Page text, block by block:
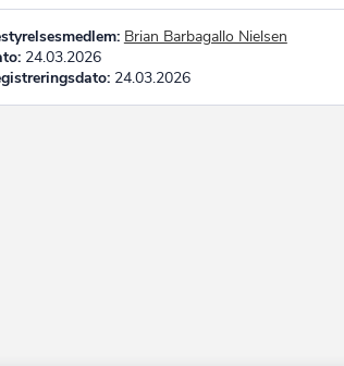
Brian Barbagallo Nielsen
24.03.2026
24.03.2026